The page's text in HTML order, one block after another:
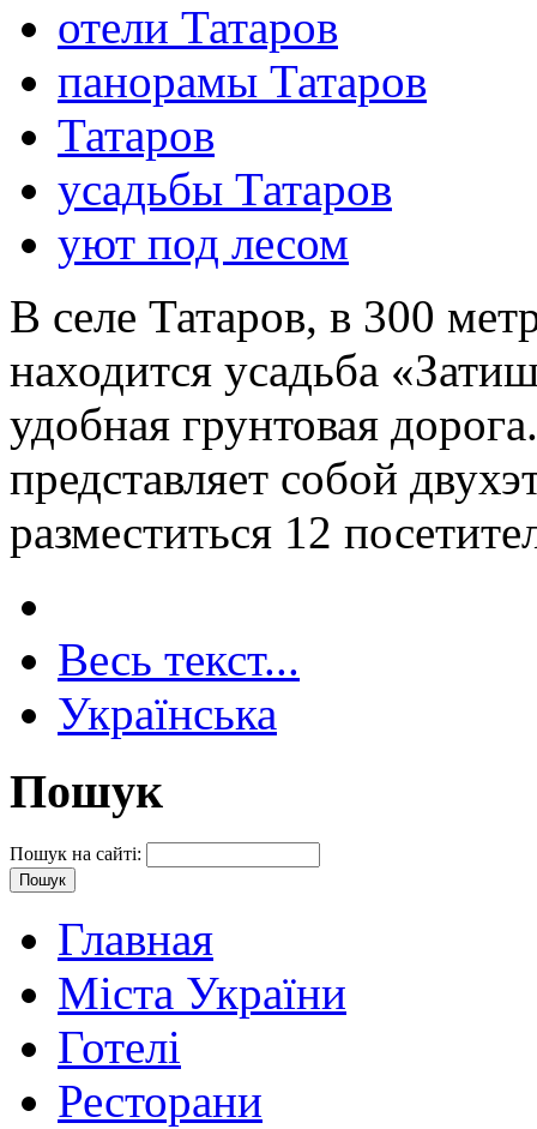
отели Татаров
панорамы Татаров
Татаров
усадьбы Татаров
уют под лесом
В селе Татаров, в 300
находится усадьба
удобная грунтовая
представляет собой
разместиться 12
Весь текст...
Українська
Пошук
Пошук на сайті:
Главная
Міста України
Готелі
Ресторани